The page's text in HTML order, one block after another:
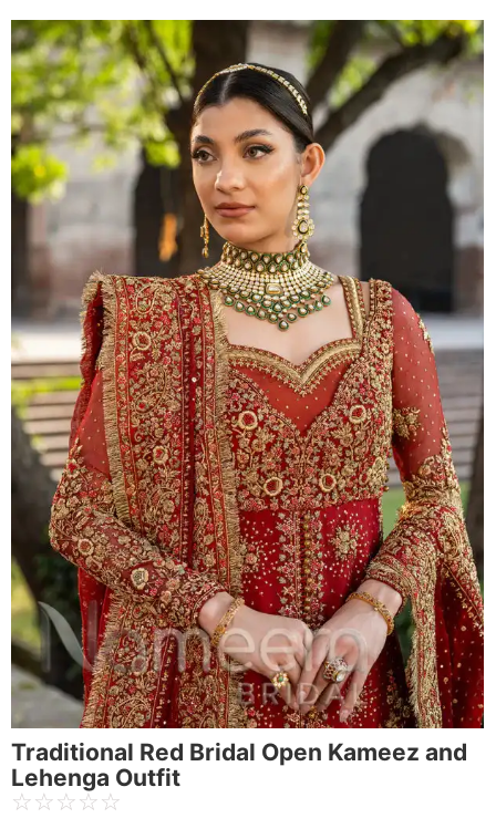
Traditional Red Bridal Open Kameez and
Lehenga Outfit
☆☆☆☆☆